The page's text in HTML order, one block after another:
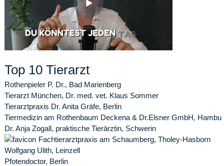
Top 10 Tierarzt
Rothenpieler P. Dr., Bad Marienberg
Tierarzt München, Dr. med. vet. Klaus Sommer
Tierarztpraxis Dr. Anita Gräfe, Berlin
Tiermedizin am Rothenbaum Deckena & Dr.Elsner GmbH,
Dr. Anja Zogall, praktische Tierärztin, Schwerin
Fachtierarztpraxis am Schaumberg, Tholey-Hasborn
Wolfgang Ulith, Leinzell
Pfotendoctor, Berlin